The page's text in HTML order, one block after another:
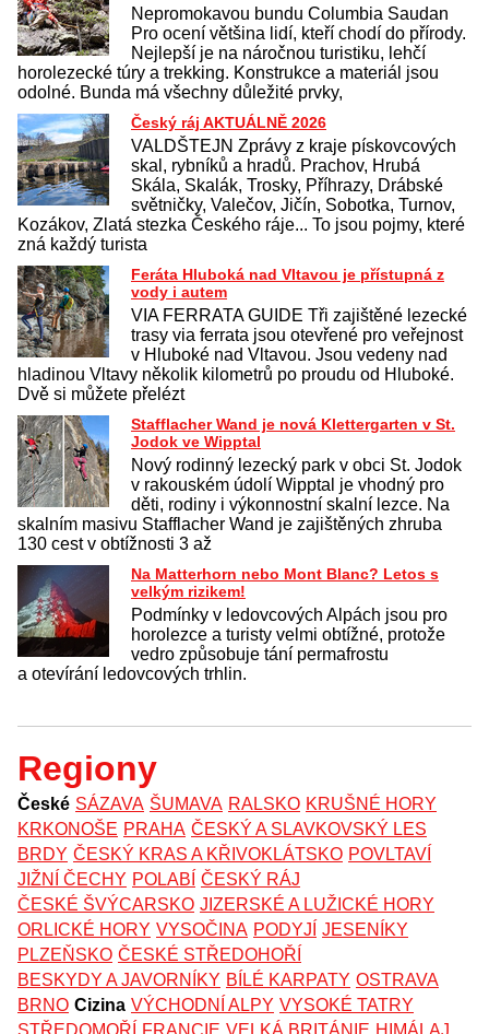
Nepromokavou bundu Columbia Saudan
Pro ocení většina lidí, kteří chodí do přírody.
Nejlepší je na náročnou turistiku, lehčí
horolezecké túry a trekking. Konstrukce a materiál jsou
odolné. Bunda má všechny důležité prvky,
Český ráj AKTUÁLNĚ 2026
VALDŠTEJN Zprávy z kraje pískovcových
skal, rybníků a hradů. Prachov, Hrubá
Skála, Skalák, Trosky, Příhrazy, Drábské
světničky, Valečov, Jičín, Sobotka, Turnov,
Kozákov, Zlatá stezka Českého ráje... To jsou pojmy, které
zná každý turista
Feráta Hluboká nad Vltavou je přístupná z
vody i autem
VIA FERRATA GUIDE Tři zajištěné lezecké
trasy via ferrata jsou otevřené pro veřejnost
v Hluboké nad Vltavou. Jsou vedeny nad
hladinou Vltavy několik kilometrů po proudu od Hluboké.
Dvě si můžete přelézt
Stafflacher Wand je nová Klettergarten v St.
Jodok ve Wipptal
Nový rodinný lezecký park v obci St. Jodok
v rakouském údolí Wipptal je vhodný pro
děti, rodiny i výkonnostní skalní lezce. Na
skalním masivu Stafflacher Wand je zajištěných zhruba
130 cest v obtížnosti 3 až
Na Matterhorn nebo Mont Blanc? Letos s
velkým rizikem!
Podmínky v ledovcových Alpách jsou pro
horolezce a turisty velmi obtížné, protože
vedro způsobuje tání permafrostu
a otevírání ledovcových trhlin.
Regiony
České SÁZAVA ŠUMAVA RALSKO KRUŠNÉ HORY
KRKONOŠE PRAHA ČESKÝ A SLAVKOVSKÝ LES
BRDY ČESKÝ KRAS A KŘIVOKLÁTSKO POVLTAVÍ
JIŽNÍ ČECHY POLABÍ ČESKÝ RÁJ
ČESKÉ ŠVÝCARSKO JIZERSKÉ A LUŽICKÉ HORY
ORLICKÉ HORY VYSOČINA PODYJÍ JESENÍKY
PLZEŇSKO ČESKÉ STŘEDOHOŘÍ
BESKYDY A JAVORNÍKY BÍLÉ KARPATY OSTRAVA
BRNO Cizina VÝCHODNÍ ALPY VYSOKÉ TATRY
STŘEDOMOŘÍ
FRANCIE VELKÁ BRITÁNIE HIMÁLAJ